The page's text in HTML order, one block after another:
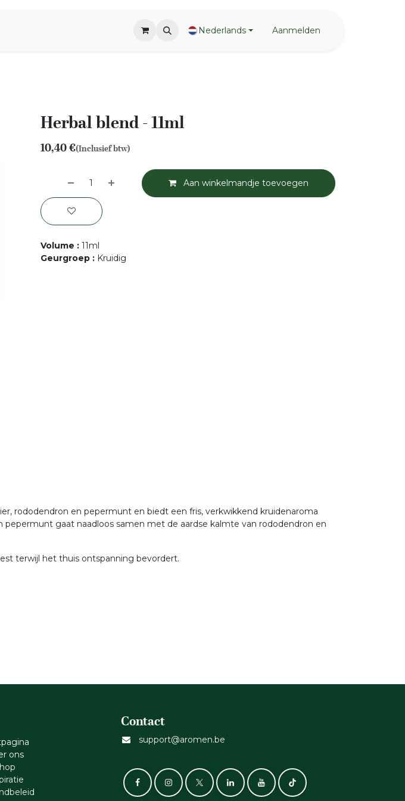
Nederlands Aanmelden
Herbal blend - 11ml
10,40€(Inclusief btw)
Aan winkelmandje toevoegen
Volume : 11ml
Geurgroep : Kruidig
rododendron en pepermunt en biedt een fris, verkwikkend kruidenaroma
gaat naadloos samen met de aardse kalmte van rododendron en
terwijl het thuis ontspanning bevordert.
ons
Contact
support@aromen.be